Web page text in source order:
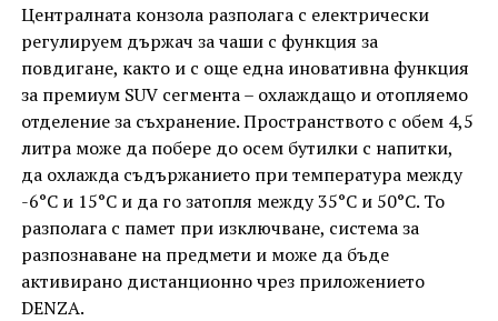
Централната конзола разполага с електрически
регулируем държач за чаши с функция за
повдигане, както и с още една иновативна функция
за премиум SUV сегмента – охлаждащо и отопляемо
отделение за съхранение. Пространството с обем 4,5
литра може да побере до осем бутилки с напитки,
да охлажда съдържанието при температура между
-6°C и 15°C и да го затопля между 35°C и 50°C. То
разполага с памет при изключване, система за
разпознаване на предмети и може да бъде
активирано дистанционно чрез приложението
DENZA.